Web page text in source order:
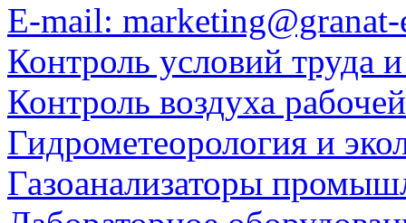
E-mail:
Контроль условий труда
Контроль воздуха
Гидрометеорология и
Газоанализаторы